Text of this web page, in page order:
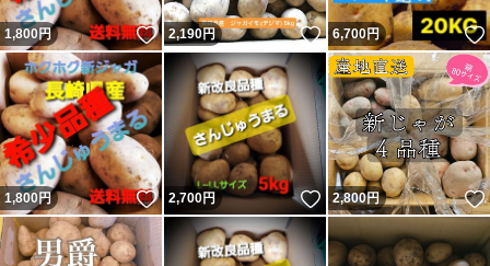
1,800 円 いいね！
2,190円 いいね！
6,700円
1,800 円 いいね！
2,700円 いいね！
2,800円